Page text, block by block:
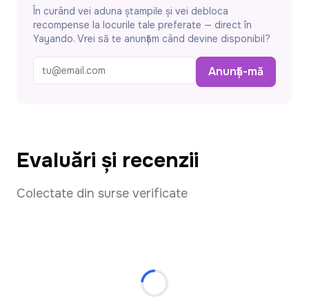
În curând vei aduna ștampile și vei debloca
recompense la locurile tale preferate — direct în
Yayando. Vrei să te anunțăm când devine disponibil?
Anunță-mă
Evaluări și recenzii
Colectate din surse verificate